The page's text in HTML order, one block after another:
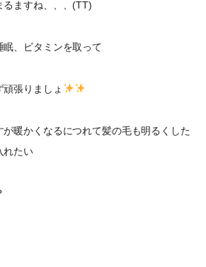
るますね、、、(TT)
眠、ビタミンを取って
張りましょ
が暖かくなるにつれて髪の毛も明るくした
れたい